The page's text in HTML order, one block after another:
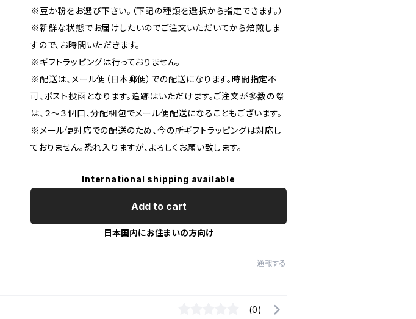
※豆か粉をお選び下さい。（下記の種類を選択から指定できます。）
※新鮮な状態でお届けしたいのでご注文いただいてから焙煎しま
すので、お時間いただきます。
※ギフトラッピングは行っておりません。
※配送は、メール便（日本郵便）での配送になります。時間指定不
可、ポスト投函となります。追跡はいただけます。ご注文が多数の際
は、２〜３個口、分配梱包でメール便配送になることもございます。
※メール便対応での配送のため、今の所ギフトラッピングは対応し
ておりません。恐れ入りますが、よろしくお願い致します。
International shipping available
Add to cart
日本国内にお住まいの方向け
通報する
(0)